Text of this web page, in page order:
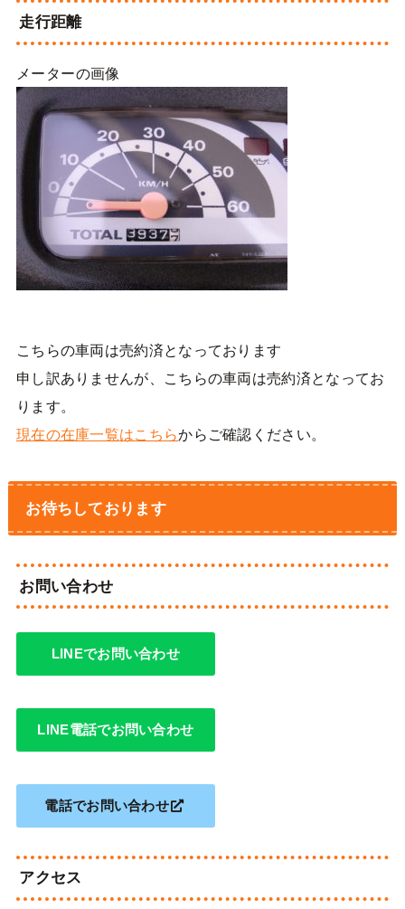
走行距離
メーターの画像
こちらの車両は売約済となっております
申し訳ありませんが、こちらの車両は売約済となってお
ります。
現在の在庫一覧はこちらからご確認ください。
お待ちしております
お問い合わせ
LINEでお問い合わせ
LINE電話でお問い合わせ
電話でお問い合わせ
アクセス